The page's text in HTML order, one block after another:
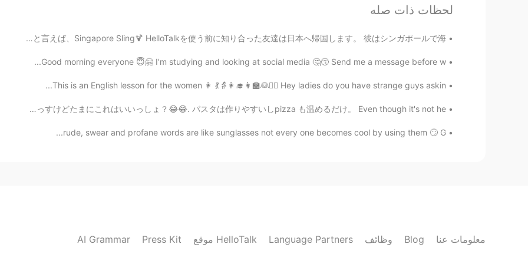
Hiro
@グレイス
優しすぎないですよ！本当に上手いと思いますw ちなみにどのくらい勉強してる
の？
グレイス
2020.09.25 23:05
当に嬉しいでーす^^
JP
لحظات ذات صله
シンガポールのビールと言えば Tiger beer🍺 カクテルと言えば、Singapore Sling🍹 HelloTalkを使う前に知り合った友達は日本へ帰国します。 彼はシンガポールで海...
Good morning everyone 😇🤗 I’m studying and looking at social media 🤔😚 Send me a message before w...
This is an English lesson for the women 👩 💃👵👩‍🎓👩‍🏫👰🙍‍♀️ Hey ladies do you have strange guys askin...
おはようございます。 日本のような健康的な朝ごはんではないっすけどたまにこれはいいっしょ？😂😂. パスタは作りやすいしpizza も温めるだけ。 Even though it's not he...
rude, swear and profane words are like sunglasses not every one becomes cool by using them 🙄 G...
AI Grammar Press Kit موقع HelloTalk Language Partners وظائف Blog معلومات عنا